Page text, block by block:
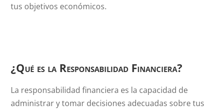
tus objetivos económicos.
¿Qué es la Responsabilidad Financiera?
La responsabilidad financiera es la capacidad de
administrar y tomar decisiones adecuadas sobre tus